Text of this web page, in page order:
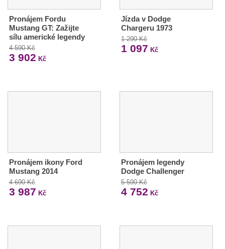
Pronájem Fordu
Mustang GT: Zažijte
sílu americké legendy
4 590 Kč
3 902 Kč
Jízda v Dodge
Chargeru 1973
1 290 Kč
1 097 Kč
Pronájem ikony Ford
Mustang 2014
4 690 Kč
3 987 Kč
Pronájem legendy
Dodge Challenger
5 590 Kč
4 752 Kč